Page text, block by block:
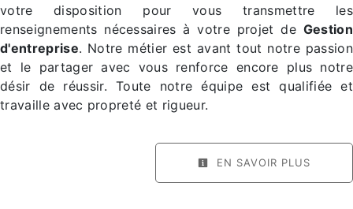
votre disposition pour vous transmettre les
renseignements nécessaires à votre projet de Gestion
d'entreprise. Notre métier est avant tout notre passion
et le partager avec vous renforce encore plus notre
désir de réussir. Toute notre équipe est qualifiée et
travaille avec propreté et rigueur.
EN SAVOIR PLUS